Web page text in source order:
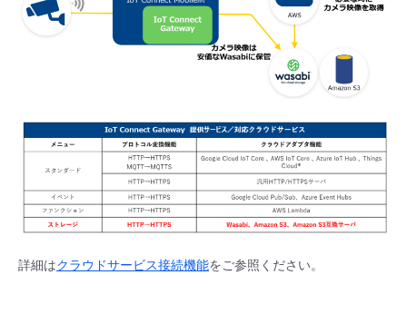
詳細はクラウドサービス接続機能をご参照ください。